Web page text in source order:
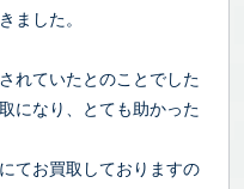
ました。
れていたとのことでした
になり、とても助かった
てお買取しておりますの